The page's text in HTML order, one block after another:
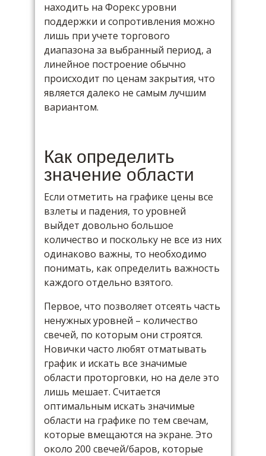
находить на Форекс уровни
поддержки и сопротивления можно
лишь при учете торгового
диапазона за выбранный период, а
линейное построение обычно
происходит по ценам закрытия, что
является далеко не самым лучшим
вариантом.
Как определить
значение области
Если отметить на графике цены все
взлеты и падения, то уровней
выйдет довольно большое
количество и поскольку не все из них
одинаково важны, то необходимо
понимать, как определить важность
каждого отдельно взятого.
Первое, что позволяет отсеять часть
ненужных уровней – количество
свечей, по которым они строятся.
Новички часто любят отматывать
график и искать все значимые
области проторговки, но на деле это
лишь мешает. Считается
оптимальным искать значимые
области на графике по тем свечам,
которые вмещаются на экране. Это
около 200 свечей/баров, которые